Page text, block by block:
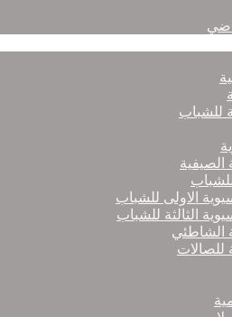
للشباب
الصيفية
الاولى للشباب
الثالثة للشباب
الشاطئي
للصالات